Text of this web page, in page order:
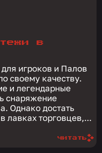
в
игроков и Палов
своему качеству.
и легендарные
снаряжение
лавках торговцев,...
читать